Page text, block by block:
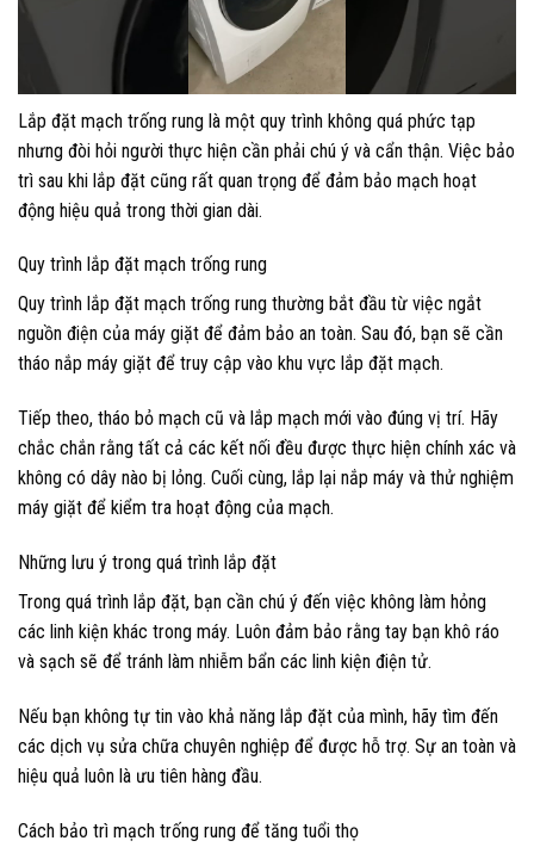
Lắp đặt mạch trống rung là một quy trình không quá phức tạp
nhưng đòi hỏi người thực hiện cần phải chú ý và cẩn thận. Việc bảo
trì sau khi lắp đặt cũng rất quan trọng để đảm bảo mạch hoạt
động hiệu quả trong thời gian dài.
Quy trình lắp đặt mạch trống rung
Quy trình lắp đặt mạch trống rung thường bắt đầu từ việc ngắt
nguồn điện của máy giặt để đảm bảo an toàn. Sau đó, bạn sẽ cần
tháo nắp máy giặt để truy cập vào khu vực lắp đặt mạch.
Tiếp theo, tháo bỏ mạch cũ và lắp mạch mới vào đúng vị trí. Hãy
chắc chắn rằng tất cả các kết nối đều được thực hiện chính xác và
không có dây nào bị lỏng. Cuối cùng, lắp lại nắp máy và thử nghiệm
máy giặt để kiểm tra hoạt động của mạch.
Những lưu ý trong quá trình lắp đặt
Trong quá trình lắp đặt, bạn cần chú ý đến việc không làm hỏng
các linh kiện khác trong máy. Luôn đảm bảo rằng tay bạn khô ráo
và sạch sẽ để tránh làm nhiễm bẩn các linh kiện điện tử.
Nếu bạn không tự tin vào khả năng lắp đặt của mình, hãy tìm đến
các dịch vụ sửa chữa chuyên nghiệp để được hỗ trợ. Sự an toàn và
hiệu quả luôn là ưu tiên hàng đầu.
Cách bảo trì mạch trống rung để tăng tuổi thọ